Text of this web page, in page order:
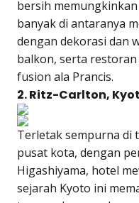
bersih
banyak di antaranya
dengan dekorasi dan
balkon, serta
fusion ala Prancis.
2. Ritz-Carlton,
Terletak sempurna di
pusat kota, dengan
Higashiyama, hotel
sejarah Kyoto ini